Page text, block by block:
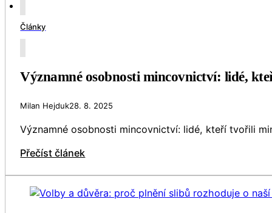
Články
Významné osobnosti mincovnictví: lidé,
Milan Hejduk28. 8. 2025
Významné osobnosti mincovnictví: lidé, kteří tvořili
Přečíst článek